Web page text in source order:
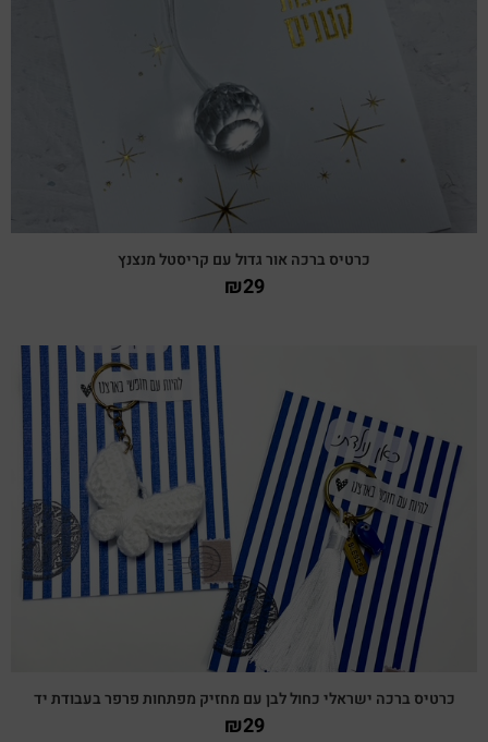
כרטיס ברכה אור גדול עם קריסטל מנצנץ
₪29
צפייה מהירה
כרטיס ברכה ישראלי כחול לבן עם מחזיק מפתחות פרפר בעבודת יד
₪29